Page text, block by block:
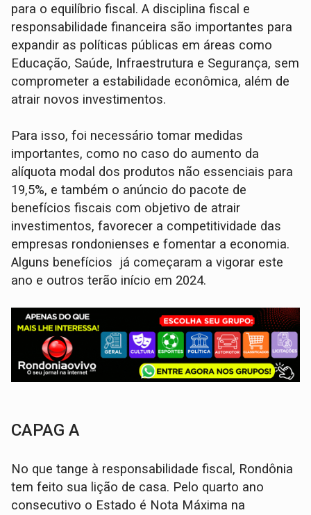
para o equilíbrio fiscal. A disciplina fiscal e
responsabilidade financeira são importantes para
expandir as políticas públicas em áreas como
Educação, Saúde, Infraestrutura e Segurança, sem
comprometer a estabilidade econômica, além de
atrair novos investimentos.
Para isso, foi necessário tomar medidas
importantes, como no caso do aumento da
alíquota modal dos produtos não essenciais para
19,5%, e também o anúncio do pacote de
benefícios fiscais com objetivo de atrair
investimentos, favorecer a competitividade das
empresas rondonienses e fomentar a economia.
Alguns benefícios já começaram a vigorar este
ano e outros terão início em 2024.
CAPAG A
No que tange à responsabilidade fiscal, Rondônia
tem feito sua lição de casa. Pelo quarto ano
consecutivo o Estado é Nota Máxima na